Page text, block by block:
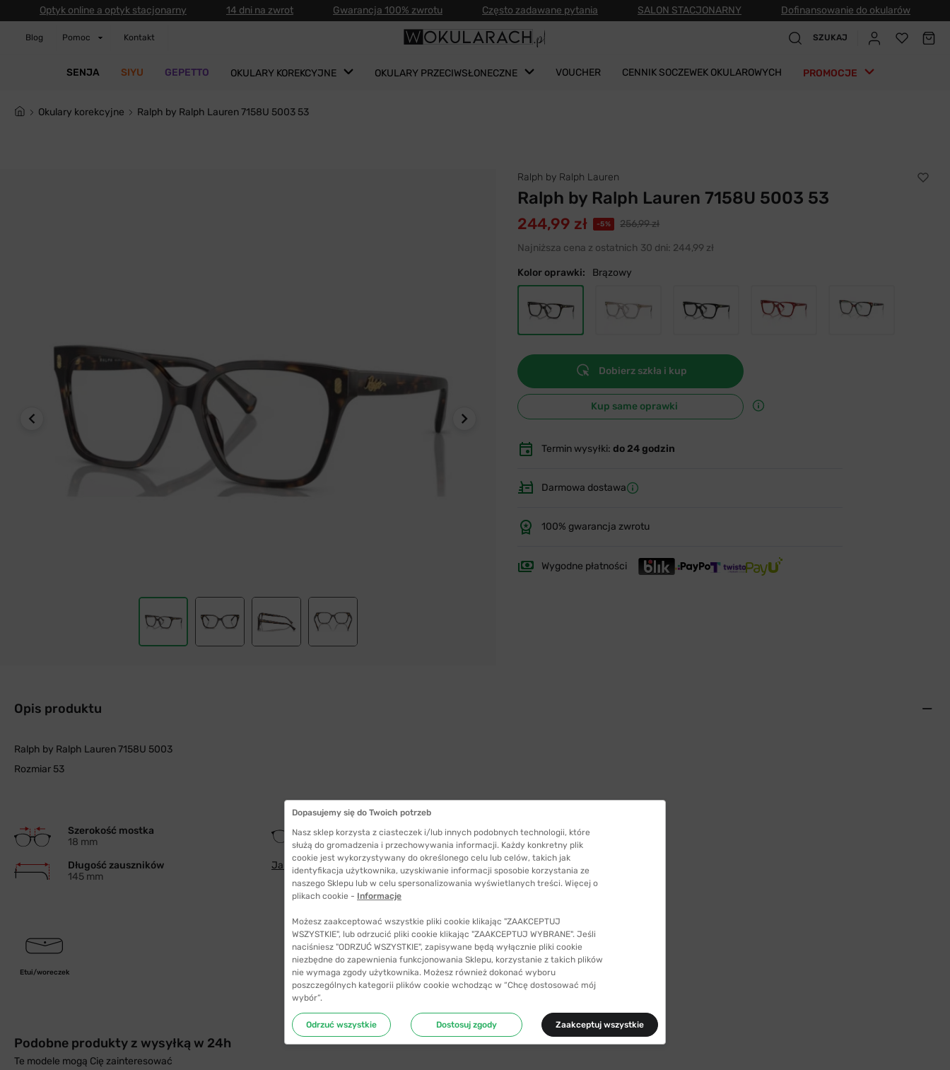
Optyk online a optyk stacjonarny 14 dni na zwrot Gwarancja 100% zwrotu Często zadawane pytania SALON STACJONARNY Dofinansowanie do okularów
Blog Pomoc Kontakt SZUKAJ
SENJA SIYU GEPETTO OKULARY KOREKCYJNE OKULARY PRZECIWSŁONECZNE VOUCHER CENNIK SOCZEWEK OKULAROWYCH PROMOCJE
Okulary korekcyjne Ralph by Ralph Lauren 7158U 5003 53
Ralph by Ralph Lauren
Ralph by Ralph Lauren 7158U 5003 53
244,99 zł -5%
256,99 zł
Najniższa cena z ostatnich 30 dni: 244,99 zł
Kolor oprawki: Brązowy
Dobierz szkła i kup
Kup same oprawki
Termin wysyłki: do 24 godzin
Darmowa dostawa
100% gwarancja zwrotu
Wygodne płatności
Opis produktu
Ralph by Ralph Lauren 7158U 5003
Rozmiar 53
Szerokość mostka
18 mm
Szerokość szkła
53 mm
Długość zauszników
145 mm
Jak wybrać odpowiedni rozmiar
Etui/woreczek
Podobne produkty z wysyłką w 24h
Te modele mogą Cię zainteresować
Dopasujemy się do Twoich potrzeb
Nasz sklep korzysta z ciasteczek i/lub innych podobnych technologii, które
służą do gromadzenia i przechowywania informacji. Każdy konkretny plik
cookie jest wykorzystywany do określonego celu lub celów, takich jak
identyfikacja użytkownika, uzyskiwanie informacji sposobie korzystania ze
naszego Sklepu lub w celu spersonalizowania wyświetlanych treści. Więcej o
plikach cookie - Informacje
Możesz zaakceptować wszystkie pliki cookie klikając "ZAAKCEPTUJ
WSZYSTKIE", lub odrzucić pliki cookie klikając "ZAAKCEPTUJ WYBRANE". Jeśli
naciśniesz "ODRZUĆ WSZYSTKIE", zapisywane będą wyłącznie pliki cookie
niezbędne do zapewnienia funkcjonowania Sklepu, korzystanie z takich plików
nie wymaga zgody użytkownika. Możesz również dokonać wyboru
poszczególnych kategorii plików cookie wchodząc w “Chcę dostosować mój
wybór”.
Odrzuć wszystkie Dostosuj zgody Zaakceptuj wszystkie